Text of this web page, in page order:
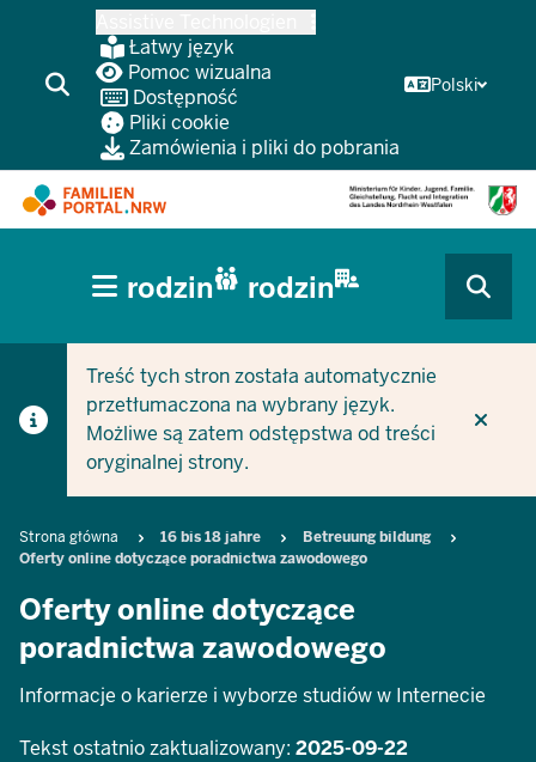
głównej
Łatwy język
Pomoc wizualna
Dostępność
Pliki cookie
Zamówienia i pliki do pobrania
Polski
CURRENT SECTION DLA FIRM/GMIN
CURRENT SECTION DLA RODZIN
HAUPTNAVIGATION
(BÜRGERBEREICH
rodzin rodzin
Treść tych stron została automatycznie
przetłumaczona na wybrany język.
Możliwe są zatem odstępstwa od treści
oryginalnej strony.
Breadcrumb
Strona główna 16 bis 18 jahre
Betreuung bildung
Oferty online dotyczące poradnictwa zawodowego
Oferty online dotyczące
poradnictwa zawodowego
Informacje o karierze i wyborze studiów w Internecie
Tekst ostatnio zaktualizowany: 2025-09-22